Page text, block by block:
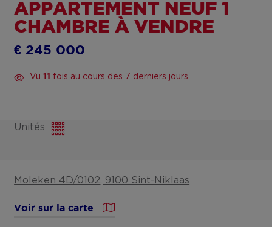
APPARTEMENT NEUF 1
CHAMBRE À VENDRE
Vu11 fois au cours des 7 derniers jours
€ 245 000
Unités
Moleken 4D/0102, 9100 Sint-Niklaas
Voir sur la carte